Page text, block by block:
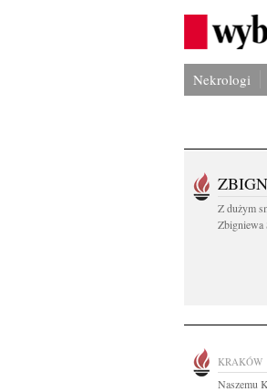
Nekrologi
Z dużym
Zbigniewa
KRAKÓW
Naszemu